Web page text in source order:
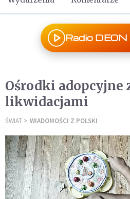
Radio
Ośrodki adopcyjne
likwidacjami
ŚWIAT WIADOMOŚCI Z POLSKI